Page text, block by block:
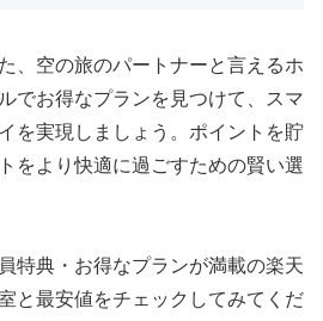
、空の旅のパートナーと言えるホ
でお得なプランを見つけて、スマ
を実現しましょう。ポイントを貯
をより快適に過ごすための賢い選
特典・お得なプランが満載の楽天
と最安値をチェックしてみてくだ